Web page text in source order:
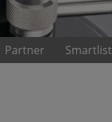
Partner